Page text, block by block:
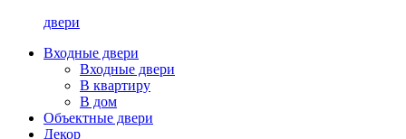
двери
Входные двери
Входные двери
В квартиру
В дом
Объектные двери
Декор